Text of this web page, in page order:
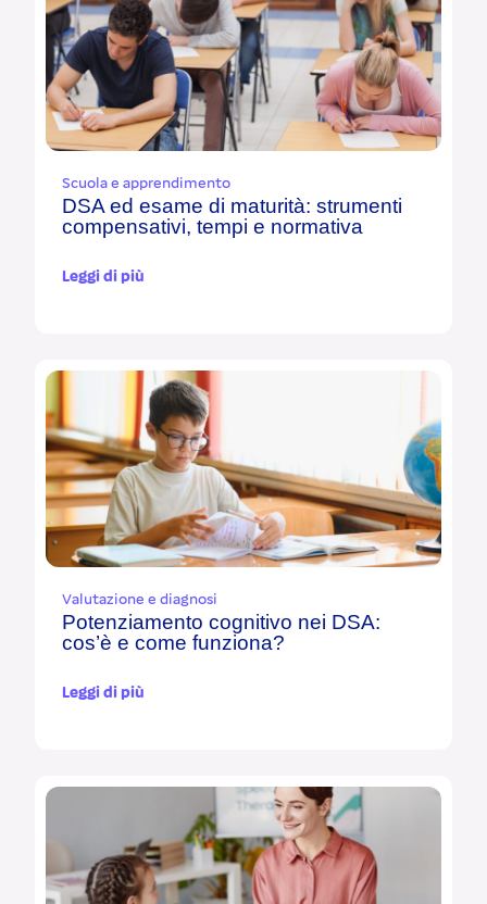
Scuola e apprendimento
DSA ed esame di maturità: strumenti
compensativi, tempi e normativa
Leggi di più
Valutazione e diagnosi
Potenziamento cognitivo nei DSA:
cos’è e come funziona?
Leggi di più